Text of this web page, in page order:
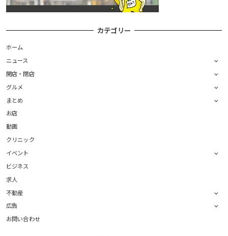
カテゴリー
ホーム
ニュース
開店・閉店
グルメ
まとめ
お店
動画
クリニック
イベント
ビジネス
求人
不動産
広告
お問い合わせ